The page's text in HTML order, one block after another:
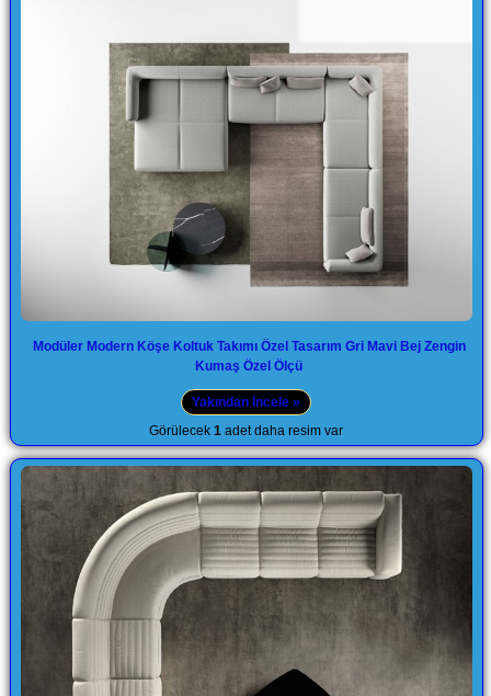
Modüler Modern Köşe Koltuk Takımı Özel Tasarım Gri Mavi Bej Zengin
Kumaş Özel Ölçü
Yakından İncele »
Görülecek1 adet daha resim var